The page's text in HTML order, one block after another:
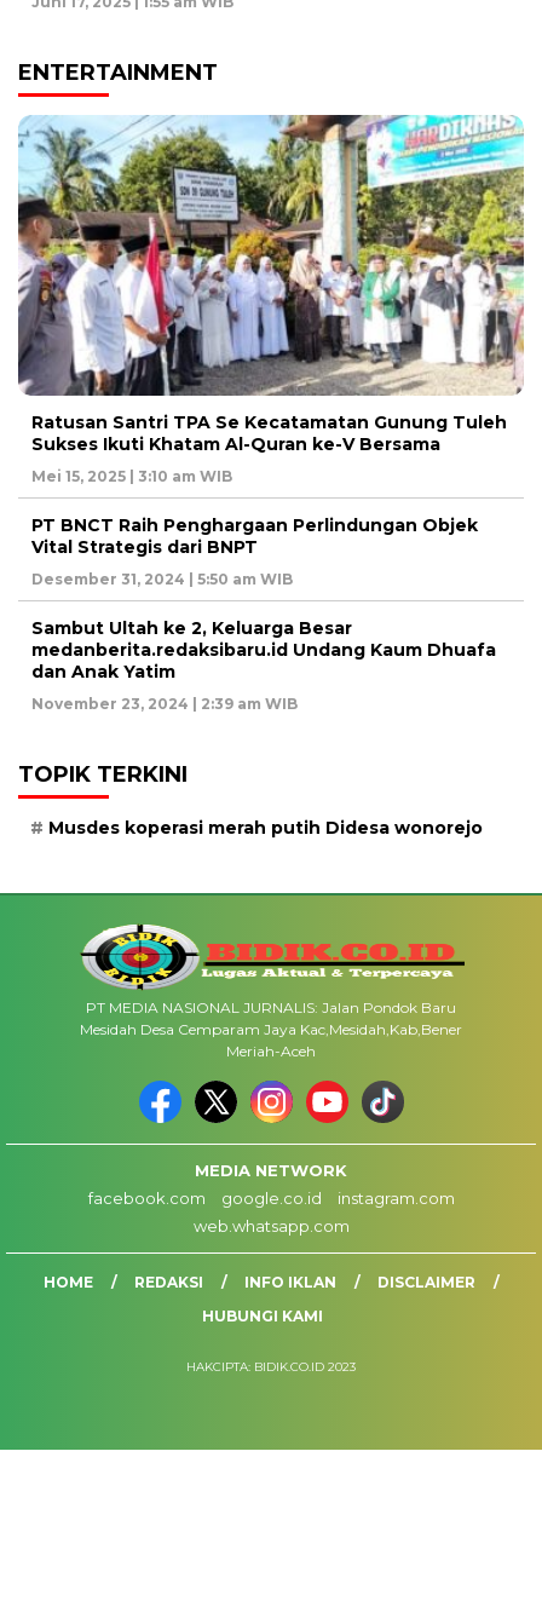
ENTERTAINMENT
Ratusan Santri TPA Se Kecatamatan Gunung Tuleh
Sukses Ikuti Khatam Al-Quran ke-V Bersama
Mei 15, 2025 | 3:10 am WIB
PT BNCT Raih Penghargaan Perlindungan Objek
Vital Strategis dari BNPT
Desember 31, 2024 | 5:50 am WIB
Sambut Ultah ke 2, Keluarga Besar
medanberita.redaksibaru.id Undang Kaum Dhuafa
dan Anak Yatim
November 23, 2024 | 2:39 am WIB
TOPIK TERKINI
Musdes koperasi merah putih Didesa wonorejo
PT MEDIA NASIONAL JURNALIS: Jalan Pondok Baru
Mesidah Desa Cemparam Jaya Kac,Mesidah,Kab,Bener
Meriah-Aceh
MEDIA NETWORK
facebook.com
google.co.id
instagram.com
web.whatsapp.com
HOME REDAKSI INFO IKLAN
DISCLAIMER
HUBUNGI KAMI
HAKCIPTA: BIDIK.CO.ID 2023